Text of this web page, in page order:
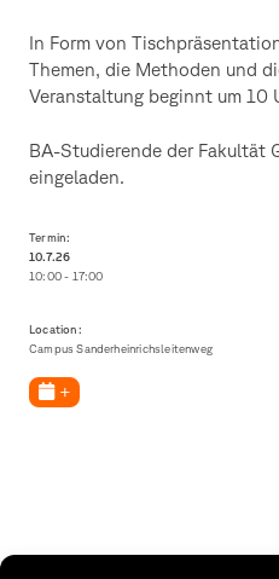
In Form von
Themen, die Methoden und
Veranstaltung beginnt um 10
BA-Studierende der Fakultät
eingeladen.
Termin:
10.7.26
10:00 - 17:00
Location:
Campus Sanderheinrichsleitenweg
+